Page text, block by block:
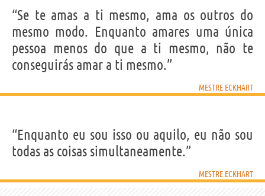
Signo do zodíaco Áries
Frases, citações e aforismos de Mestre Eckhart
3 EM PORTUGUÊS
Personagens relacionados porPROFISSÃO CONTEÚDOS
“Se te amas a ti mesmo, ama os outros do
mesmo modo. Enquanto amares uma única
pessoa menos do que a ti mesmo, não te
conseguirás amar a ti mesmo.”
MESTRE ECKHART
“Enquanto eu sou isso ou aquilo, eu não sou
todas as coisas simultaneamente.”
MESTRE ECKHART